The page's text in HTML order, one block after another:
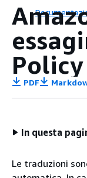
Policy
PDF
In questa
Le traduzioni